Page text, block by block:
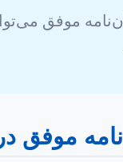
موفق
موفق